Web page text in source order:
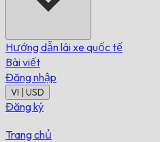
Hướng dẫn lái xe quốc tế
Bài viết
Đăng nhập
VI | USD
Đăng ký
Trang chủ